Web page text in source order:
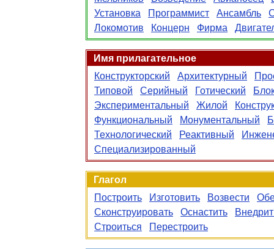
Установка
Программист Ансамбль
Локомотив
Концерн Фирма
Имя прилагательное
Конструкторский
Архитектурный
Типовой
Серийный Готический
Экспериментальный
Жилой
Функциональный
Монументальный
Технологический
Реактивный
Специализированный
Глагол
Построить
Изготовить Возвести
Сконструировать
Оснастить
Строиться
Перестроить